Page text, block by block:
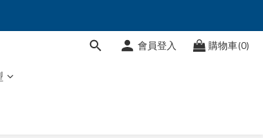
會員登入 購物車(0)